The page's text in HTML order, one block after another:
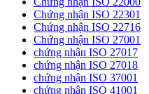
Chứng nhận ISO 22301
Chứng nhận ISO 22716
Chứng nhận ISO 27001
chứng nhận ISO 27017
chứng nhận ISO 27018
chứng nhận ISO 37001
chứng nhận ISO 41001